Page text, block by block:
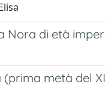
Nora di età
metà del